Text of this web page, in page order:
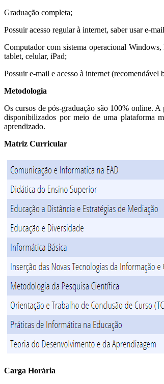
Graduação completa;
Possuir acesso regular à internet, saber usar e-
Computador com sistema operacional
tablet, celular, iPad;
Possuir e-mail e acesso à internet
Metodologia
Os cursos de pós-graduação são 100% online.
disponibilizados por meio de uma plataforma
aprendizado.
Matriz Curricular
Carga Horária